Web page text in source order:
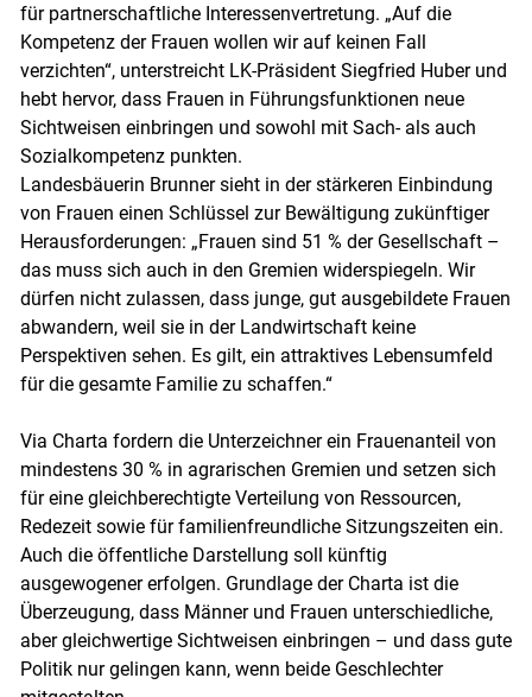
für partnerschaftliche Interessenvertretung. „Auf die
Kompetenz der Frauen wollen wir auf keinen Fall
verzichten“, unterstreicht LK-Präsident Siegfried Huber und
hebt hervor, dass Frauen in Führungsfunktionen neue
Sichtweisen einbringen und sowohl mit Sach- als auch
Sozialkompetenz punkten.
Landesbäuerin Brunner sieht in der stärkeren Einbindung
von Frauen einen Schlüssel zur Bewältigung zukünftiger
Herausforderungen: „Frauen sind 51 % der Gesellschaft –
das muss sich auch in den Gremien widerspiegeln. Wir
dürfen nicht zulassen, dass junge, gut ausgebildete Frauen
abwandern, weil sie in der Landwirtschaft keine
Perspektiven sehen. Es gilt, ein attraktives Lebensumfeld
für die gesamte Familie zu schaffen.“
Via Charta fordern die Unterzeichner ein Frauenanteil von
mindestens 30 % in agrarischen Gremien und setzen sich
für eine gleichberechtigte Verteilung von Ressourcen,
Redezeit sowie für familienfreundliche Sitzungszeiten ein.
Auch die öffentliche Darstellung soll künftig
ausgewogener erfolgen. Grundlage der Charta ist die
Überzeugung, dass Männer und Frauen unterschiedliche,
aber gleichwertige Sichtweisen einbringen – und dass gute
Politik nur gelingen kann, wenn beide Geschlechter